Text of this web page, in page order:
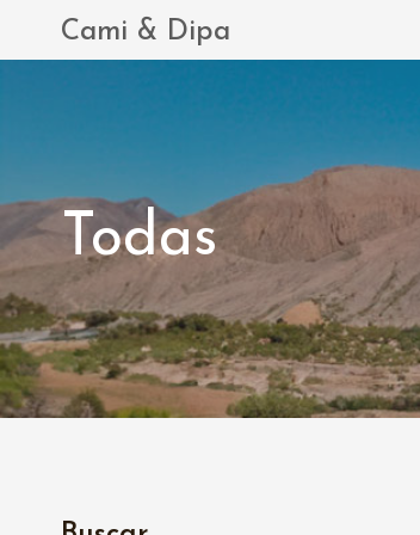
Cami & Dipa
Todas